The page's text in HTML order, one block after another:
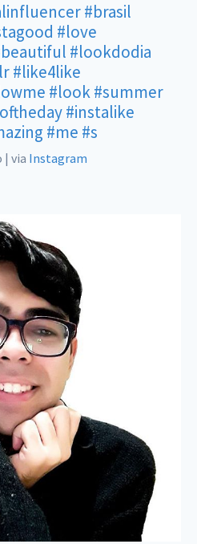
#brasil
#love
#lookdodia
#like4like
#look#summer
#instalike
#me #s
| via Instagram